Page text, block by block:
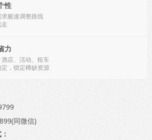
性
极速调整路线
力
店、活动、租车
，锁定稀缺资源
同微信)